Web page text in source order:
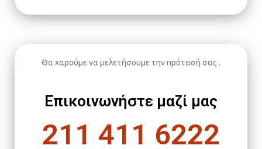
Θα χαρούμε να μελετήσουμε την πρότασή σας .
Επικοινωνήστε μαζί μας
211 411 6222